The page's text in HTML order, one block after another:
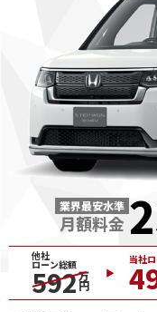
業界最安水準
月額料金
他社
ローン総額
592万円
当社